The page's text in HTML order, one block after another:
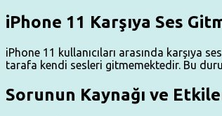
iPhone 11 Karşıya Ses
iPhone 11 kullanıcıları arasında karşıya
tarafa kendi sesleri gitmemektedir. Bu
Sorunun Kaynağı ve